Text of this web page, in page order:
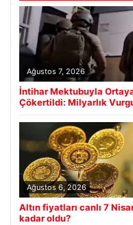
Ağustos 7, 2026
İntihar Mektubuyla
Çökertildi: Milyarlık
Ağustos 6, 2026
Altın fiyatları canlı 7
kadar oldu?